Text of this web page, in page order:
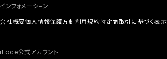
インフォメーション
会社概要個人情報保護方針利用規約特定商取引に基づく表示
iFace公式アカウント